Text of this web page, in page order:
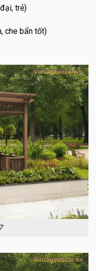
trẻ)
che bẩn tốt)